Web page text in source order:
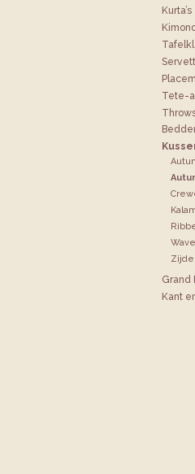
Kurta’s
Tete-
Grand
Kant